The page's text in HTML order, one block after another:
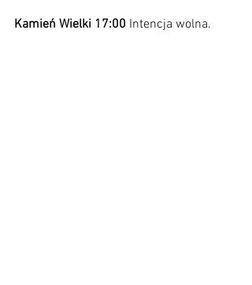
Kamień Wielki 17:00 Intencja wolna.